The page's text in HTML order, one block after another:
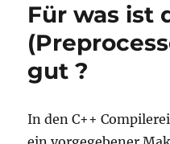
Für was ist
gut ?
In den C++